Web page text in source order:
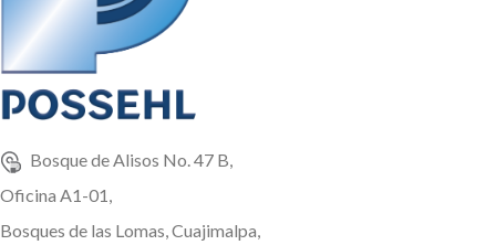
Bosque de Alisos No. 47 B,
Oficina A1-01,
Bosques de las Lomas, Cuajimalpa,